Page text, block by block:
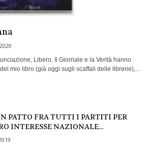
Libero, Il Giornale e la Verità hanno
mio libro (già oggi sugli scaffali delle librerie),...
PATTO FRA TUTTI I PARTITI PER
INTERESSE NAZIONALE...